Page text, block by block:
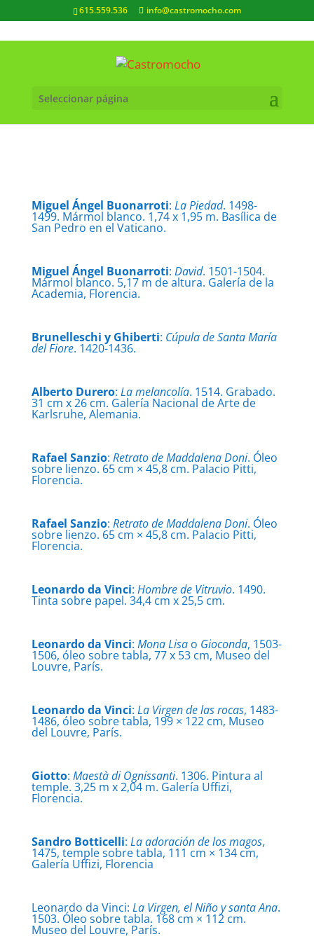
615.559.536 info@castromocho.com
Seleccionar página
Miguel Ángel Buonarroti: La Piedad. 1498-
1499. Mármol blanco. 1,74 x 1,95 m. Basílica de
San Pedro en el Vaticano.
Miguel Ángel Buonarroti: David. 1501-1504.
Mármol blanco. 5,17 m de altura. Galería de la
Academia, Florencia.
Brunelleschi y Ghiberti: Cúpula de Santa María
del Fiore. 1420-1436.
Alberto Durero: La melancolía. 1514. Grabado.
31 cm x 26 cm. Galería Nacional de Arte de
Karlsruhe, Alemania.
Rafael Sanzio: Retrato de Maddalena Doni. Óleo
sobre lienzo. 65 cm × 45,8 cm. Palacio Pitti,
Florencia.
Rafael Sanzio: Retrato de Maddalena Doni. Óleo
sobre lienzo. 65 cm × 45,8 cm. Palacio Pitti,
Florencia.
Leonardo da Vinci: Hombre de Vitruvio. 1490.
Tinta sobre papel. 34,4 cm x 25,5 cm.
Leonardo da Vinci: Mona Lisa o Gioconda, 1503-
1506, óleo sobre tabla, 77 x 53 cm, Museo del
Louvre, París.
Leonardo da Vinci: La Virgen de las rocas, 1483-
1486, óleo sobre tabla, 199 × 122 cm, Museo
del Louvre, París.
Giotto: Maestà di Ognissanti. 1306. Pintura al
temple. 3,25 m x 2,04 m. Galería Uffizi,
Florencia.
Sandro Botticelli: La adoración de los magos,
1475, temple sobre tabla, 111 cm × 134 cm,
Galería Uffizi, Florencia
Leonardo da Vinci: La Virgen, el Niño y santa Ana.
1503. Óleo sobre tabla. 168 cm × 112 cm.
Museo del Louvre, París.